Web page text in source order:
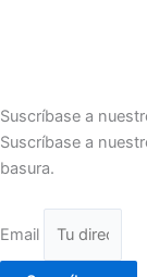
Suscríbase a
Suscríbase a
basura.
Email